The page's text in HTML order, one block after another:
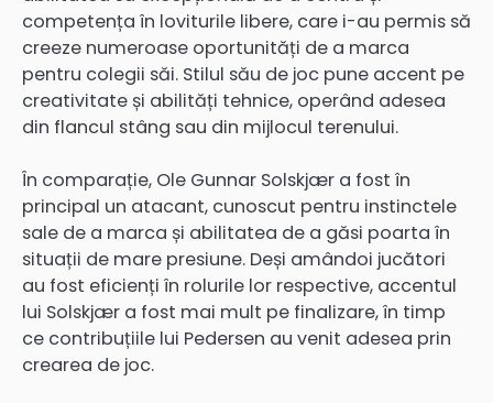
competența în loviturile libere, care i-au permis să
creeze numeroase oportunități de a marca
pentru colegii săi. Stilul său de joc pune accent pe
creativitate și abilități tehnice, operând adesea
din flancul stâng sau din mijlocul terenului.
În comparație, Ole Gunnar Solskjær a fost în
principal un atacant, cunoscut pentru instinctele
sale de a marca și abilitatea de a găsi poarta în
situații de mare presiune. Deși amândoi jucători
au fost eficienți în rolurile lor respective, accentul
lui Solskjær a fost mai mult pe finalizare, în timp
ce contribuțiile lui Pedersen au venit adesea prin
crearea de joc.